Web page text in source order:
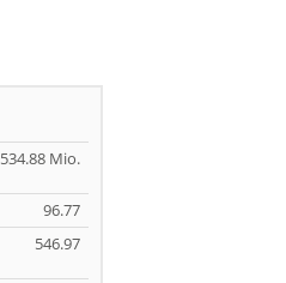
534.88 Mio.
96.77
546.97